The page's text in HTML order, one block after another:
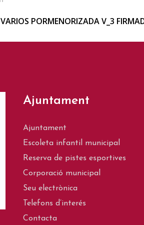
PORMENORIZADA V_3
Ajuntament
Ajuntament
Escoleta infantil municipal
Reserva de pistes esportives
Corporació municipal
Seu electrònica
Telefons d’interés
Contacta